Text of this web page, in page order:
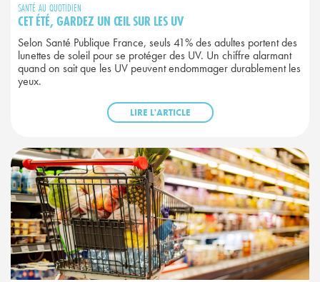
SANTÉ AU QUOTIDIEN
CET ÉTÉ, GARDEZ UN ŒIL SUR LES UV
Selon Santé Publique France, seuls 41% des adultes portent des
lunettes de soleil pour se protéger des UV. Un chiffre alarmant
quand on sait que les UV peuvent endommager durablement les
yeux.
LIRE L'ARTICLE